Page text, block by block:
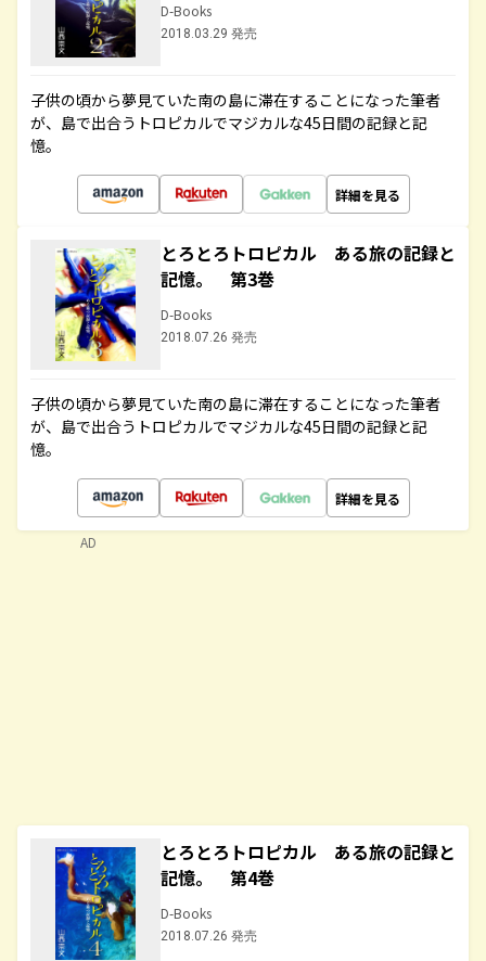
D-Books
2018.03.29 発売
子供の頃から夢見ていた南の島に滞在することになった筆者
が、島で出合うトロピカルでマジカルな45日間の記録と記
憶。
詳細を見る
とろとろトロピカル ある旅の記録と
記憶。 第3巻
D-Books
2018.07.26 発売
子供の頃から夢見ていた南の島に滞在することになった筆者
が、島で出合うトロピカルでマジカルな45日間の記録と記
憶。
詳細を見る
とろとろトロピカル ある旅の記録と
記憶。 第4巻
D-Books
2018.07.26 発売
AD